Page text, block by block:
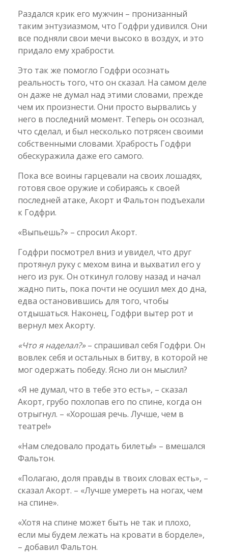
Раздался крик его мужчин – пронизанный
таким энтузиазмом, что Годфри удивился. Они
все подняли свои мечи высоко в воздух, и это
придало ему храбрости.
Это так же помогло Годфри осознать
реальность того, что он сказал. На самом деле
он даже не думал над этими словами, прежде
чем их произнести. Они просто вырвались у
него в последний момент. Теперь он осознал,
что сделал, и был несколько потрясен своими
собственными словами. Храбрость Годфри
обескуражила даже его самого.
Пока все воины гарцевали на своих лошадях,
готовя свое оружие и собираясь к своей
последней атаке, Акорт и Фальтон подъехали
к Годфри.
«Выпьешь?» – спросил Акорт.
Годфри посмотрел вниз и увидел, что друг
протянул руку с мехом вина и выхватил его у
него из рук. Он откинул голову назад и начал
жадно пить, пока почти не осушил мех до дна,
едва остановившись для того, чтобы
отдышаться. Наконец, Годфри вытер рот и
вернул мех Акорту.
«Что я наделал?»– спрашивал себя Годфри. Он
вовлек себя и остальных в битву, в которой не
мог одержать победу. Ясно ли он мыслил?
«Я не думал, что в тебе это есть», – сказал
Акорт, грубо похлопав его по спине, когда он
отрыгнул. – «Хорошая речь. Лучше, чем в
театре!»
«Нам следовало продать билеты!» – вмешался
Фальтон.
«Полагаю, доля правды в твоих словах есть», –
сказал Акорт. – «Лучше умереть на ногах, чем
на спине».
«Хотя на спине может быть не так и плохо,
если мы будем лежать на кровати в борделе»,
– добавил Фальтон.